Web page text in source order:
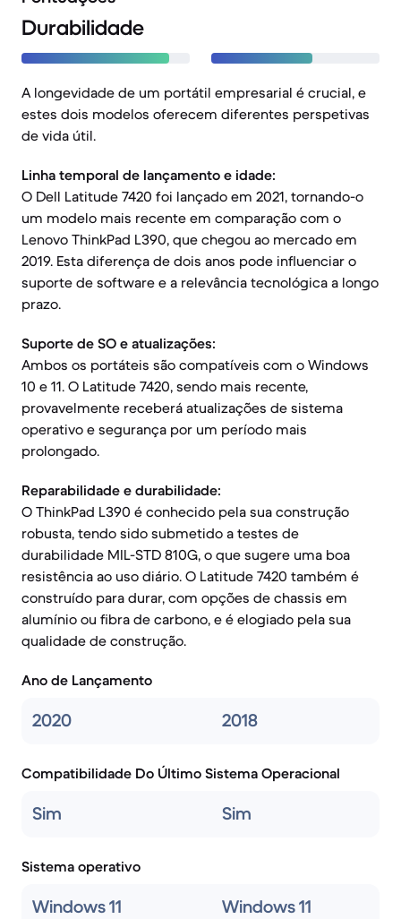
Durabilidade
A longevidade de um portátil empresarial é crucial, e
estes dois modelos oferecem diferentes perspetivas
de vida útil.
Linha temporal de lançamento e idade:
O Dell Latitude 7420 foi lançado em 2021, tornando-o
um modelo mais recente em comparação com o
Lenovo ThinkPad L390, que chegou ao mercado em
2019. Esta diferença de dois anos pode influenciar o
suporte de software e a relevância tecnológica a longo
prazo.
Suporte de SO e atualizações:
Ambos os portáteis são compatíveis com o Windows
10 e 11. O Latitude 7420, sendo mais recente,
provavelmente receberá atualizações de sistema
operativo e segurança por um período mais
prolongado.
Reparabilidade e durabilidade:
O ThinkPad L390 é conhecido pela sua construção
robusta, tendo sido submetido a testes de
durabilidade MIL-STD 810G, o que sugere uma boa
resistência ao uso diário. O Latitude 7420 também é
construído para durar, com opções de chassis em
alumínio ou fibra de carbono, e é elogiado pela sua
qualidade de construção.
Ano de Lançamento
2020 2018
Compatibilidade Do Último Sistema Operacional
Sim Sim
Sistema operativo
Windows 11 Windows 11